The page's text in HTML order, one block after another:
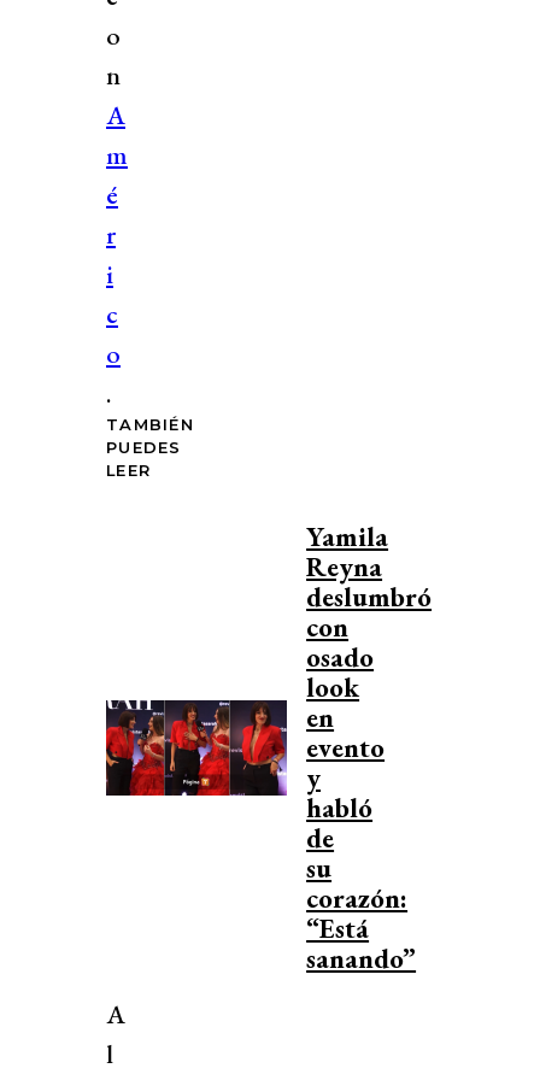
o
n
A
m
é
r
i
c
o
.
TAMBIÉN
PUEDES
LEER
Yamila
Reyna
deslumbró
con
osado
look
en
evento
y
habló
de
su
corazón:
“Está
sanando”
A
l